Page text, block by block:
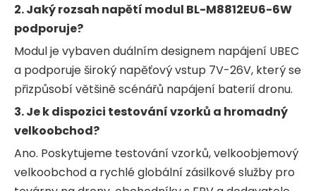
2. Jaký rozsah napětí modul BL-M8812EU6-6W
podporuje?
Modul je vybaven duálním designem napájení UBEC
a podporuje široký napěťový vstup 7V-26V, který se
přizpůsobí většině scénářů napájení baterií dronu.
3. Je k dispozici testování vzorků a hromadný
velkoobchod?
Ano. Poskytujeme testování vzorků, velkoobjemový
velkoobchod a rychlé globální zásilkové služby pro